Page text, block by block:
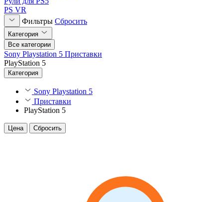
PS VR
Фильтры Сбросить
Категория
Все категории
Sony Playstation 5 Приставки
PlayStation 5
Категория
Sony Playstation 5
Приставки
PlayStation 5
Цена Сбросить